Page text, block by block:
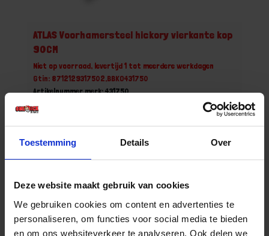
Toestemming Details Over
Deze website maakt gebruik van cookies
We gebruiken cookies om content en advertenties te
personaliseren, om functies voor social media te bieden
en om ons websiteverkeer te analyseren. Ook delen we
ATLAS Voorhamersteel hickory vierkante kop
90CM
Niet op voorraad, levertijd 1 tot meerdere werkdagen
Gtin: 8712129317502,BBKO431750
Artikelnummer merk: 431750
- +
Bestel nu!